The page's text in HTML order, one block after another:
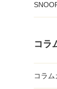
コラ
コラ